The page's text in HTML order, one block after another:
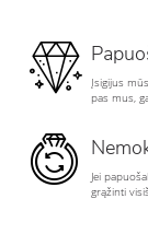
Įsigijus
pas mus,
Jei
grąžinti